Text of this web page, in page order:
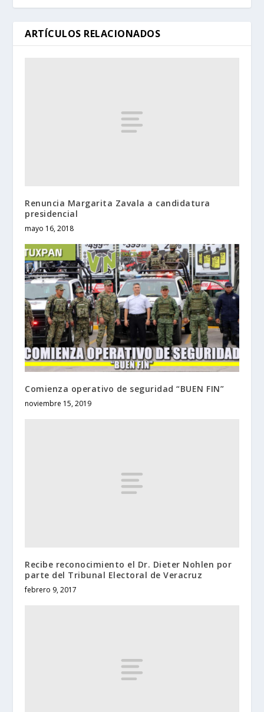
ARTÍCULOS RELACIONADOS
Renuncia Margarita Zavala a candidatura
presidencial
mayo 16, 2018
Comienza operativo de seguridad “BUEN FIN”
noviembre 15, 2019
Recibe reconocimiento el Dr. Dieter Nohlen por
parte del Tribunal Electoral de Veracruz
febrero 9, 2017